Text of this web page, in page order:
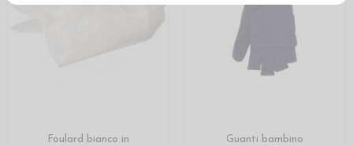
Foulard bianco in
Guanti bambino